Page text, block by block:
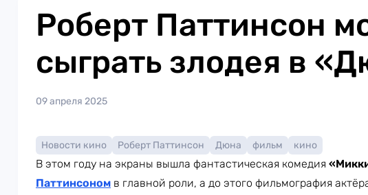
Роберт Паттинсон
сыграть злодея в
09 апреля 2025
Новости кино Роберт Паттинсон Дюна фильм кино
В этом году на экраны вышла фантастическая комедия
Паттинсоном в главной роли, а до этого фильмография